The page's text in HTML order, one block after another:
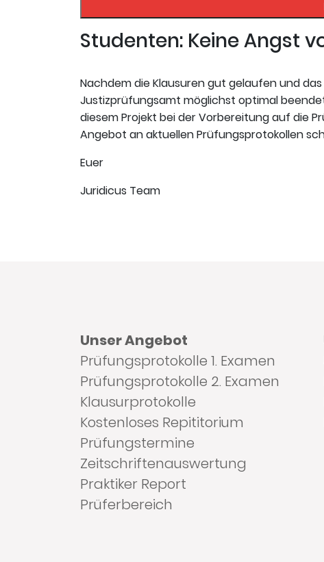
Studenten: Keine Angst
Nachdem die Klausuren gut gelaufen und
Justizprüfungsamt möglichst optimal
diesem Projekt bei der Vorbereitung auf die
Angebot an aktuellen Prüfungsprotokollen
Euer
Juridicus Team
Unser Angebot
Prüfungsprotokolle 1. Examen
Prüfungsprotokolle 2. Examen
Klausurprotokolle
Kostenloses Repititorium
Prüfungstermine
Zeitschriftenauswertung
Praktiker Report
Prüferbereich